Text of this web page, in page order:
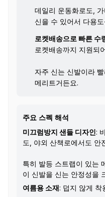
데일리 운동화로도,
신을 수 있어서 다용
로켓배송으로 빠른 수
로켓배송까지 지원되
자주 신는 신발이라
메리트거든요.
주요 스펙 해석
미끄럼방지 샌들 디자인 :
도, 야외 산책로에서도 안
특히 발등 스트랩이 있는
이 신발을 신는 안정성을
여름용 소재 : 덥지 않게 착